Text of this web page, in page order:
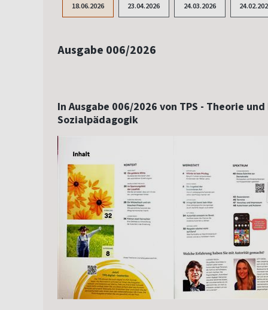
18.06.2026 23.04.2026 24.03.2026
Ausgabe 006/2026
In Ausgabe 006/2026 von TPS - Theorie
Sozialpädagogik